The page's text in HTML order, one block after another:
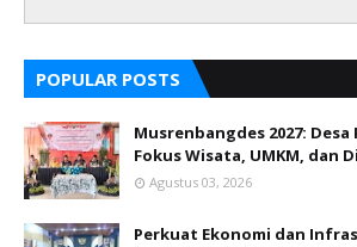
POPULAR POSTS
Musrenbangdes 2027:
Fokus Wisata, UMKM, dan
Agustus 03, 2026
Perkuat Ekonomi dan